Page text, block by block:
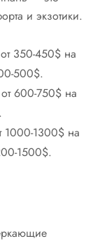
и экзотики.
350-450$ на
500$.
600-750$ на
1000-1300$ на
1500$.